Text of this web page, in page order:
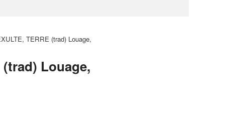
(trad) Louage,
TERRE (trad) Louage,